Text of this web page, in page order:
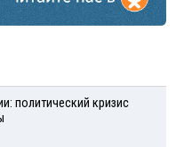
политический кризис